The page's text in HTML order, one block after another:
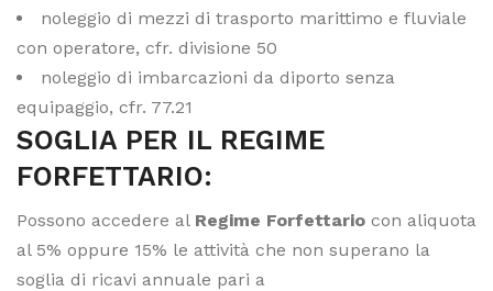
noleggio di mezzi di trasporto marittimo e fluviale
con operatore, cfr. divisione 50
noleggio di imbarcazioni da diporto senza
equipaggio, cfr. 77.21
SOGLIA PER IL REGIME
FORFETTARIO:
Possono accedere al Regime Forfettario con aliquota
al 5% oppure 15% le attività che non superano la
soglia di ricavi annuale pari a